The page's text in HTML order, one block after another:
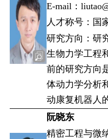
E-mail：
人才称号：国
研究方向：研
生物力学工程
前的研究方向
体动力学分析
动康复机器人
阮晓东
精密工程与微